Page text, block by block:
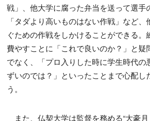
戦」、他大学に腐った弁当を送って選手
「タダより高いものはない作戦」など
ぐための作戦をしかけることができる。
費やすことに「これで良いのか？」と疑
でなく、「プロ入りした時に学生時代の
ずいのでは？」といったことまで心配し
う。
また、仏契大学は監督を務める“大豪